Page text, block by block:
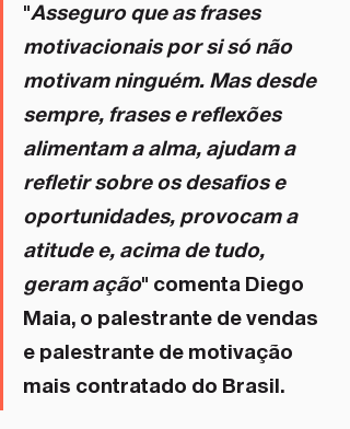
"Asseguro que as frases
motivacionais por si só não
motivam ninguém. Mas desde
sempre, frases e reflexões
alimentam a alma, ajudam a
refletir sobre os desafios e
oportunidades, provocam a
atitude e, acima de tudo,
geram ação" comenta Diego
Maia, o palestrante de vendas
e palestrante de motivação
mais contratado do Brasil.